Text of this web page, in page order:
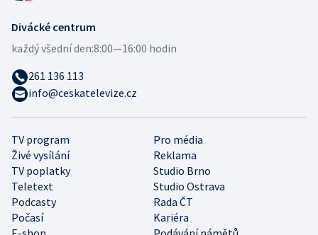
TV program
Pro média
Živé vysílání
Reklama
TV poplatky
Studio Brno
Teletext
Studio Ostrava
Podcasty
Rada ČT
Počasí
Kariéra
Divácké centrum
každý všední den:8:00—16:00 hodin
261 136 113
info@ceskatelevize.cz